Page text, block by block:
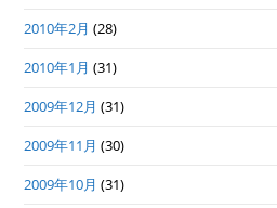
2010年2月 (28)
2010年1月 (31)
2009年12月 (31)
2009年11月 (30)
2009年10月 (31)